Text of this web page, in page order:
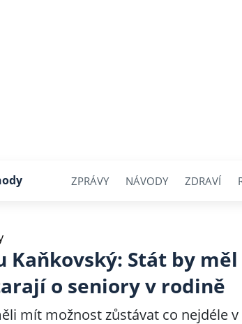
ZPRÁVY NÁVODY ZDRAVÍ
Kaňkovský: Stát by
o seniory v rodině
mít možnost zůstávat co nejdéle